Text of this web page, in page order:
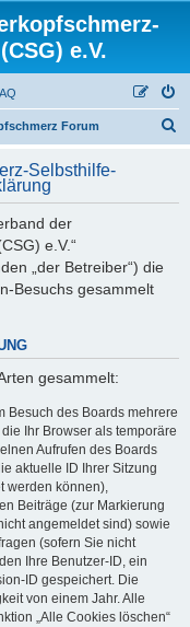
e.V.
Forum
h
Selbsthilfe-
der
e.V.“
„der Betreiber“) die
Besuchs gesammelt
gesammelt:
Besuch des Boards mehrere
Ihr Browser als temporäre
Aufrufen des Boards
aktuelle ID Ihrer Sitzung
werden können),
Beiträge (zur Markierung
angemeldet sind) sowie
(sofern Sie nicht
Ihre Benutzer-ID, ein
ID gespeichert. Die
von einem Jahr. Alle
„Alle Cookies löschen“